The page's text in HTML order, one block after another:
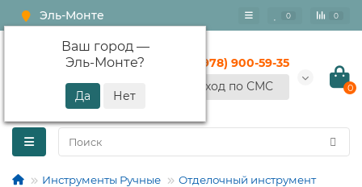
Эль-Монте
Ваш город —
Эль-Монте?
0 0
+7 (978) 900-59-35
Вход по СМС
0
Инструменты Ручные
Отделочный инструмент